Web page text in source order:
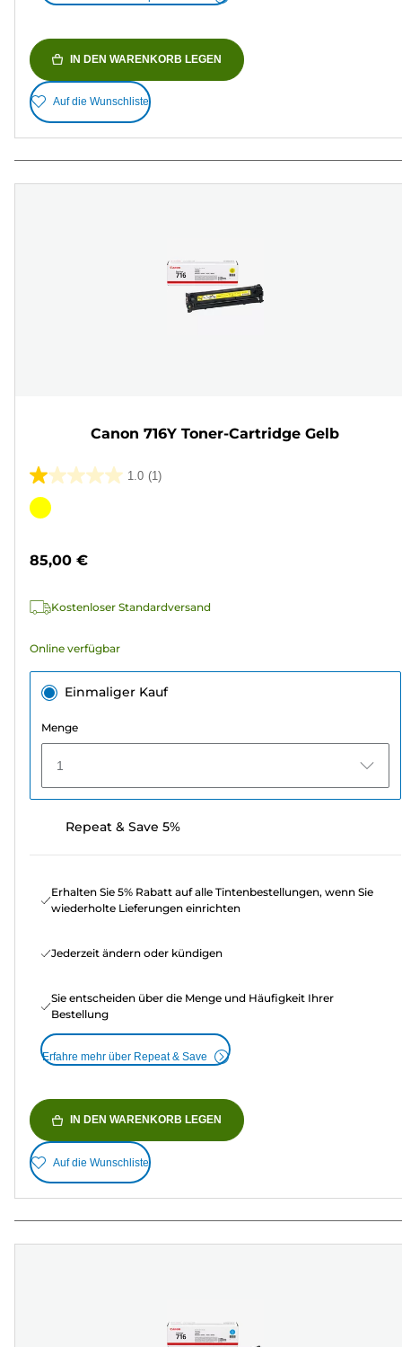
IN DEN WARENKORB LEGEN
Auf die Wunschliste
Canon 716Y Toner-Cartridge Gelb
1.0 (1)
1.0
von
1
Farbpatrone
85,00 €
Kostenloser Standardversand
Online verfügbar
Einmaliger Kauf
Menge
1
Repeat & Save 5%
Erhalten Sie 5% Rabatt auf alle Tintenbestellungen, wenn Sie
wiederholte Lieferungen einrichten
Jederzeit ändern oder kündigen
Sie entscheiden über die Menge und Häufigkeit Ihrer
Bestellung
Erfahre mehr über Repeat & Save
IN DEN WARENKORB LEGEN
Auf die Wunschliste